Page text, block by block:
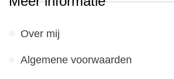
Over mij
Algemene voorwaarden